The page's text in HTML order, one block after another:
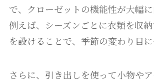
で、クローゼットの機能性が大幅に
例えば、シーズンごとに衣類を収
を設けることで、季節の変わり目に
さらに、引き出しを使って小物や